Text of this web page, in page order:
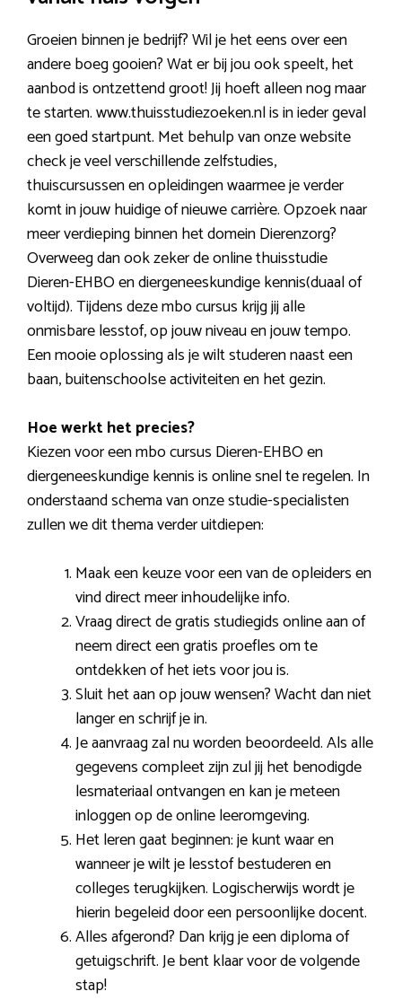
Groeien binnen je bedrijf? Wil je het eens over een
andere boeg gooien? Wat er bij jou ook speelt, het
aanbod is ontzettend groot! Jij hoeft alleen nog maar
te starten. www.thuisstudiezoeken.nl is in ieder geval
een goed startpunt. Met behulp van onze website
check je veel verschillende zelfstudies,
thuiscursussen en opleidingen waarmee je verder
komt in jouw huidige of nieuwe carrière. Opzoek naar
meer verdieping binnen het domein Dierenzorg?
Overweeg dan ook zeker de online thuisstudie
Dieren-EHBO en diergeneeskundige kennis(duaal of
voltijd). Tijdens deze mbo cursus krijg jij alle
onmisbare lesstof, op jouw niveau en jouw tempo.
Een mooie oplossing als je wilt studeren naast een
baan, buitenschoolse activiteiten en het gezin.
Hoe werkt het precies?
Kiezen voor een mbo cursus Dieren-EHBO en
diergeneeskundige kennis is online snel te regelen. In
onderstaand schema van onze studie-specialisten
zullen we dit thema verder uitdiepen:
Maak een keuze voor een van de opleiders en
vind direct meer inhoudelijke info.
Vraag direct de gratis studiegids online aan of
neem direct een gratis proefles om te
ontdekken of het iets voor jou is.
Sluit het aan op jouw wensen? Wacht dan niet
langer en schrijf je in.
Je aanvraag zal nu worden beoordeeld. Als alle
gegevens compleet zijn zul jij het benodigde
lesmateriaal ontvangen en kan je meteen
inloggen op de online leeromgeving.
Het leren gaat beginnen: je kunt waar en
wanneer je wilt je lesstof bestuderen en
colleges terugkijken. Logischerwijs wordt je
hierin begeleid door een persoonlijke docent.
Alles afgerond? Dan krijg je een diploma of
getuigschrift. Je bent klaar voor de volgende
stap!